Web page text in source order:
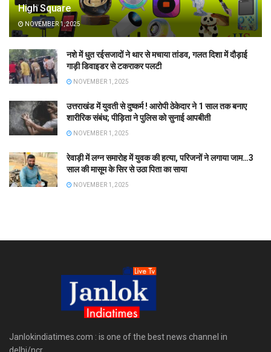
High Square
NOVEMBER 1, 2025
नशे में धुत रईसजादों ने थार से मचाया तांडव, गलत दिशा में दौड़ाई
गाड़ी डिवाइडर से टकराकर पलटी
NOVEMBER 1, 2025
उत्तराखंड में युवती से दुष्कर्म ! आरोपी ठेकेदार ने 1 साल तक बनाए
शारीरिक संबंध; पीड़िता ने पुलिस को सुनाई आपबीती
NOVEMBER 1, 2025
रेवाड़ी में लग्न समारोह में युवक की हत्या, परिजनों ने लगाया जाम…3
साल की मासूम के सिर से उठा पिता का साया
NOVEMBER 1, 2025
Janlokindiatimes.com : is one of the best news channel in